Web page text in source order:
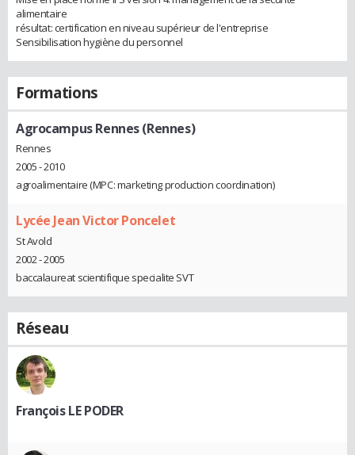
alimentaire
résultat: certification en niveau supérieur de l'entreprise
Sensibilisation hygiène du personnel
Formations
Agrocampus Rennes (Rennes)
Rennes
2005 - 2010
agroalimentaire (MPC: marketing production coordination)
Lycée Jean Victor Poncelet
St Avold
2002 - 2005
baccalaureat scientifique specialite SVT
Réseau
François LE PODER